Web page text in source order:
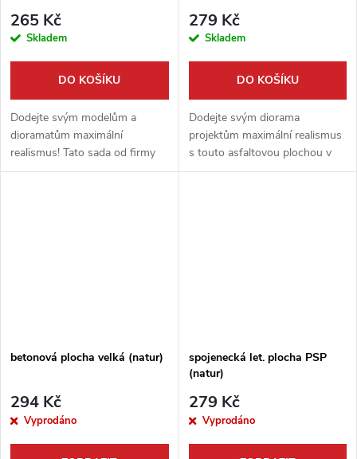
265 Kč
Skladem
DO KOŠÍKU
Dodejte svým modelům a
dioramatům maximální
realismus! Tato sada od firmy
ICM obsahuje detailně
279 Kč
Skladem
DO KOŠÍKU
Dodejte svým diorama
projektům maximální realismus
s touto asfaltovou plochou v
přírodním odstínu. Jedná se o
betonová plocha velká (natur)
294 Kč
Vyprodáno
spojenecká let. plocha PSP
(natur)
279 Kč
Vyprodáno